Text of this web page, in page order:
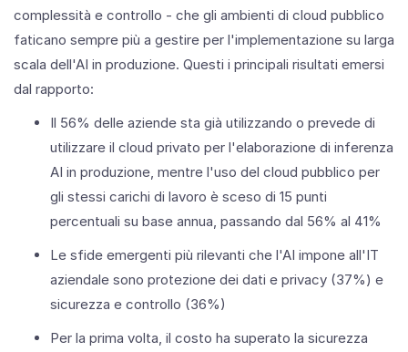
complessità e controllo - che gli ambienti di cloud pubblico
faticano sempre più a gestire per l'implementazione su larga
scala dell'AI in produzione. Questi i principali risultati emersi
dal rapporto:
Il 56% delle aziende sta già utilizzando o prevede di
utilizzare il cloud privato per l'elaborazione di inferenza
AI in produzione, mentre l'uso del cloud pubblico per
gli stessi carichi di lavoro è sceso di 15 punti
percentuali su base annua, passando dal 56% al 41%
Le sfide emergenti più rilevanti che l'AI impone all'IT
aziendale sono protezione dei dati e privacy (37%) e
sicurezza e controllo (36%)
Per la prima volta, il costo ha superato la sicurezza